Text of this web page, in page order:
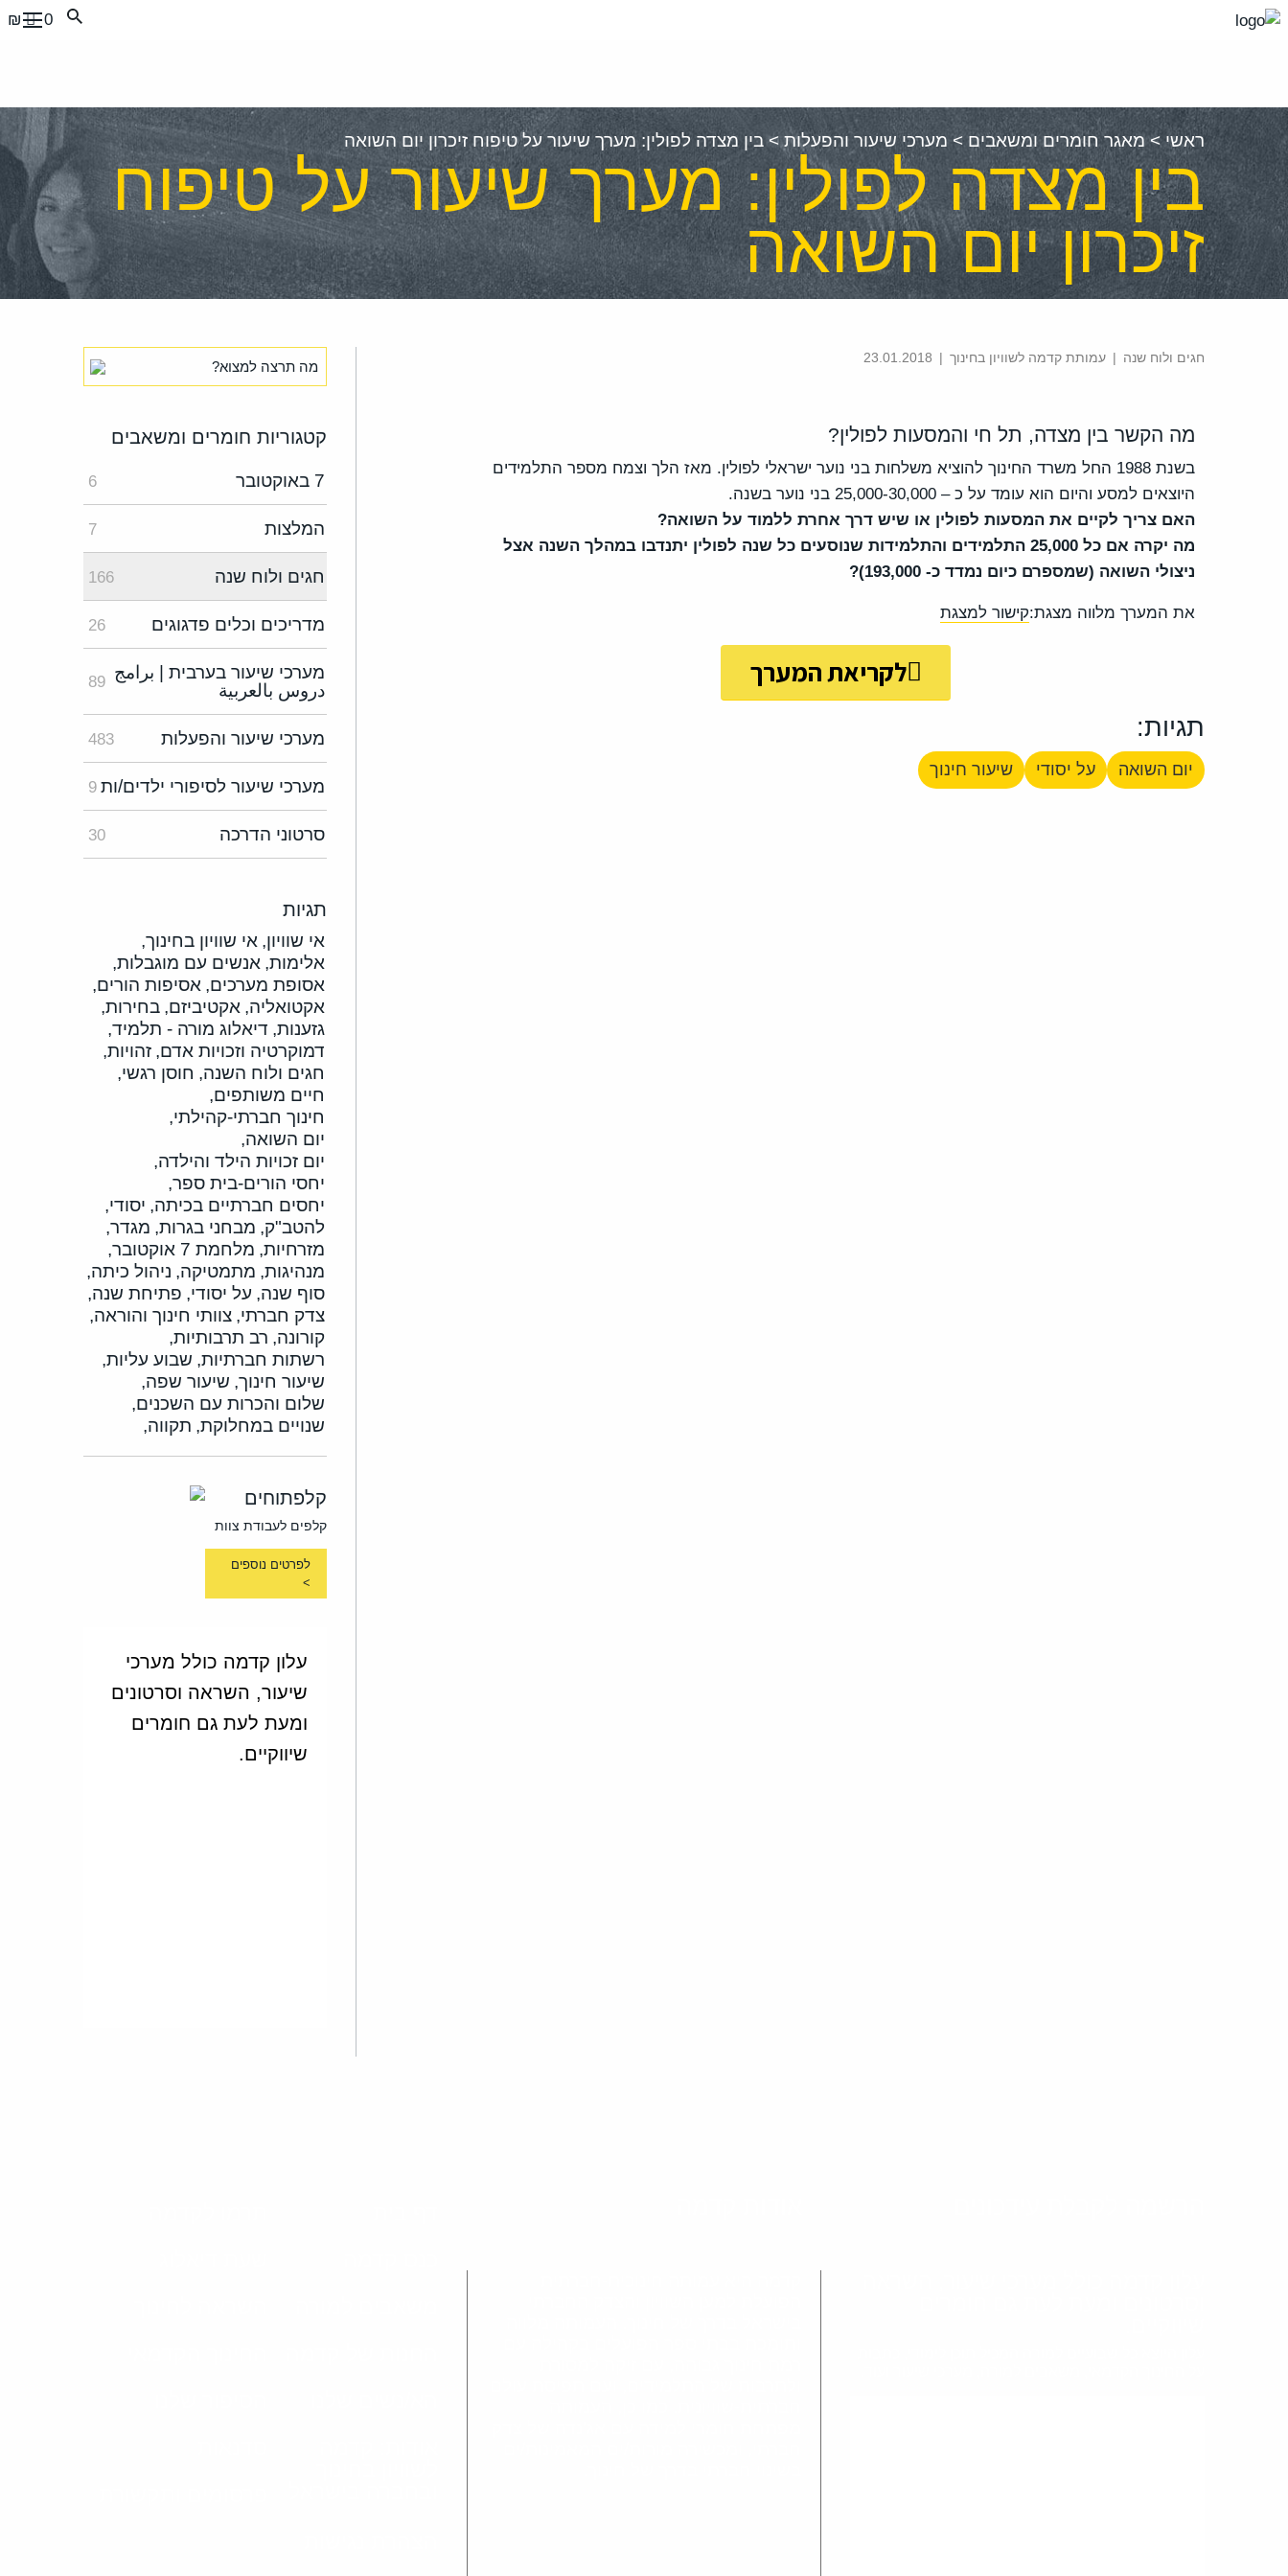
עבור
0 ₪
ראשי> מאגר חומרים ומשאבים > מערכי שיעור והפעלות> בין מצדה לפולין: מערך שיעור על טיפוח זיכרון יום השואה
בין מצדה לפולין: מערך שיעור על טיפוח
זיכרון יום השואה
חגים ולוח שנה | עמותת קדמה לשוויון בחינוך |
מה הקשר בין מצדה, תל חי והמסעות לפולין?
בשנת 1988 החל משרד החינוך להוציא משלחות בני נוער ישראלי לפולין. מאז הלך וצמח מספר התלמידים
היוצאים למסע והיום הוא עומד על כ – 25,000-30,000 בני נוער בשנה.
האם צריך לקיים את המסעות לפולין או שיש דרך אחרת ללמוד על השואה?
מה יקרה אם כל 25,000 התלמידים והתלמידות שנוסעים כל שנה לפולין יתנדבו במהלך השנה אצל
ניצולי השואה (שמספרם כיום נמדד כ- 193,000)?
את המערך מלווה מצגת:קישור למצגת
לקריאת המערך
תגיות:
יום השואה על יסודי שיעור חינוך
קטגוריות חומרים ומשאבים
7 באוקטובר 6
המלצות 7
חגים ולוח שנה 166
מדריכים וכלים פדגוגים 26
מערכי שיעור בערבית | برامج
دروس بالعربية
89
מערכי שיעור והפעלות 483
מערכי שיעור לסיפורי ילדים/ות 9
סרטוני הדרכה 30
תגיות
אי שוויון, אי שוויון בחינוך,
אלימות, אנשים עם מוגבלות,
אסופת מערכים, אסיפות הורים,
אקטואליה, אקטיביזם, בחירות,
גזענות, דיאלוג מורה - תלמיד,
דמוקרטיה וזכויות אדם, זהויות,
חגים ולוח השנה, חוסן רגשי,
חיים משותפים,
חינוך חברתי-קהילתי,
יום השואה,
יום זכויות הילד והילדה,
יחסי הורים-בית ספר,
יחסים חברתיים בכיתה, יסודי,
להטב"ק, מבחני בגרות, מגדר,
מזרחיות, מלחמת 7 אוקטובר,
מנהיגות, מתמטיקה, ניהול כיתה,
סוף שנה, על יסודי, פתיחת שנה,
צדק חברתי, צוותי חינוך והוראה,
קורונה, רב תרבותיות,
רשתות חברתיות, שבוע עליות,
שיעור חינוך, שיעור שפה,
שלום והכרות עם השכנים,
שנויים במחלוקת, תקווה,
קלפתוחים
קלפים לעבודת צוות
לפרטים נוספים
>
עלון קדמה כולל מערכי
שיעור, השראה וסרטונים
ומעת לעת גם חומרים
שיווקיים.